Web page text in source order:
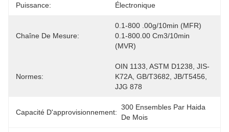
Puissance: Électronique
Chaîne De Mesure:
0.1-800 .00g/10min (MFR)
0.1-800.00 Cm3/10min
(MVR)
Normes:
OIN 1133, ASTM D1238, JIS-
K72A, GB/T3682, JB/T5456,
JJG 878
Capacité D'approvisionnement:
300 Ensembles Par Haida
De Mois